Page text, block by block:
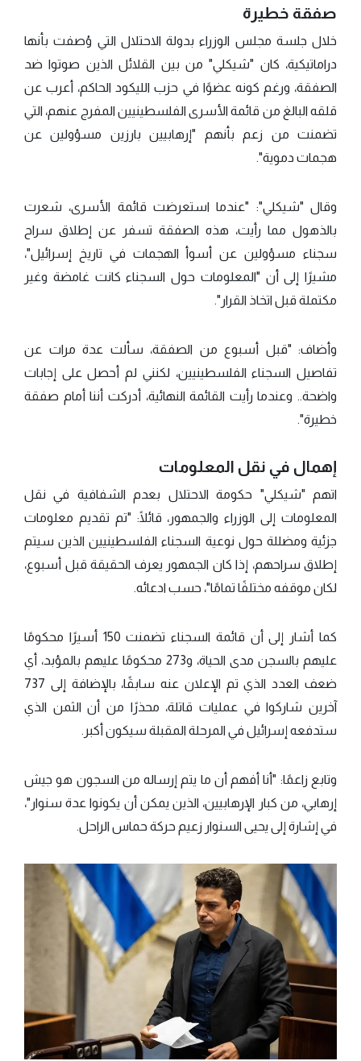
صفقة خطيرة
خلال جلسة مجلس الوزراء بدولة الاحتلال التي وُصفت بأنها
دراماتيكية، كان "شيكلي" من بين القلائل الذين صوتوا ضد
الصفقة، ورغم كونه عضوًا في حزب الليكود الحاكم، أعرب عن
قلقه البالغ من قائمة الأسرى الفلسطينيين المفرج عنهم، التي
تضمنت من زعم بأنهم "إرهابيين بارزين مسؤولين عن
هجمات دموية".
وقال "شيكلي": "عندما استعرضت قائمة الأسرى، شعرت
بالذهول مما رأيت، هذه الصفقة تسفر عن إطلاق سراح
سجناء مسؤولين عن أسوأ الهجمات في تاريخ إسرائيل"،
مشيرًا إلى أن "المعلومات حول السجناء كانت غامضة وغير
مكتملة قبل اتخاذ القرار".
وأضاف: "قبل أسبوع من الصفقة، سألت عدة مرات عن
تفاصيل السجناء الفلسطينيين، لكنني لم أحصل على إجابات
واضحة.. وعندما رأيت القائمة النهائية، أدركت أننا أمام صفقة
خطيرة".
إهمال في نقل المعلومات
اتهم "شيكلي" حكومة الاحتلال بعدم الشفافية في نقل
المعلومات إلى الوزراء والجمهور، قائلًا: "تم تقديم معلومات
جزئية ومضللة حول نوعية السجناء الفلسطينيين الذين سيتم
إطلاق سراحهم، إذا كان الجمهور يعرف الحقيقة قبل أسبوع،
لكان موقفه مختلفًا تمامًا"، حسب ادعائه.
كما أشار إلى أن قائمة السجناء تضمنت 150 أسيرًا محكومًا
عليهم بالسجن مدى الحياة، و273 محكومًا عليهم بالمؤبد، أي
ضعف العدد الذي تم الإعلان عنه سابقًا، بالإضافة إلى 737
آخرين شاركوا في عمليات قاتلة، محذرًا من أن الثمن الذي
ستدفعه إسرائيل في المرحلة المقبلة سيكون أكبر.
وتابع زاعمًا: "أنا أفهم أن ما يتم إرساله من السجون هو جيش
إرهابي، من كبار الإرهابيين، الذين يمكن أن يكونوا عدة سنوار"،
في إشارة إلى يحيى السنوار زعيم حركة حماس الراحل.